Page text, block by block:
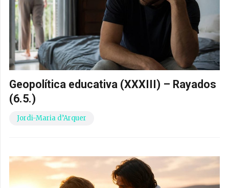
Geopolítica educativa (XXXIII) – Rayados
(6.5.)
Jordi-Maria d’Arquer